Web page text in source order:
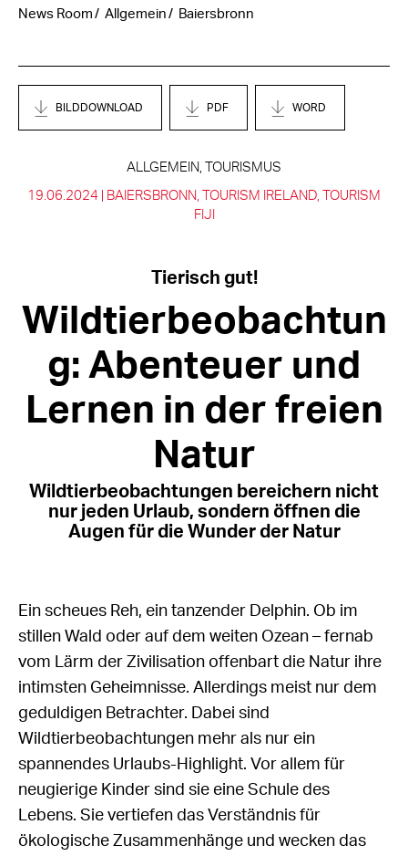
News Room Allgemein Baiersbronn
BILDDOWNLOAD PDF WORD
ALLGEMEIN, TOURISMUS
19.06.2024 | BAIERSBRONN TOURISM IRELAND TOURISM
FIJI
Tierisch gut!
Wildtierbeobachtun
g: Abenteuer und
Lernen in der freien
Natur
Wildtierbeobachtungen bereichern nicht
nur jeden Urlaub, sondern öffnen die
Augen für die Wunder der Natur
Ein scheues Reh, ein tanzender Delphin. Ob im
stillen Wald oder auf dem weiten Ozean – fernab
vom Lärm der Zivilisation offenbart die Natur ihre
intimsten Geheimnisse. Allerdings meist nur dem
geduldigen Betrachter. Dabei sind
Wildtierbeobachtungen mehr als nur ein
spannendes Urlaubs-Highlight. Vor allem für
neugierige Kinder sind sie eine Schule des
Lebens. Sie vertiefen das Verständnis für
ökologische Zusammenhänge und wecken das